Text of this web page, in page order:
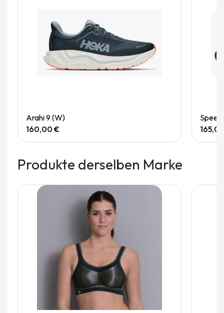
Arahi 9 (W)
160,00 €
Produkte derselben Marke